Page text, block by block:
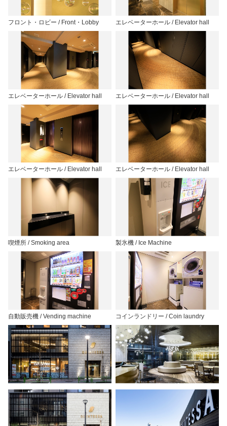
フロント・ロビー / Front・Lobby エレベーターホール / Elevator hall
エレベーターホール / Elevator hall エレベーターホール / Elevator hall
エレベーターホール / Elevator hall エレベーターホール / Elevator hall
喫煙所 / Smoking area 製氷機 / Ice Machine
自動販売機 / Vending machine コインランドリー / Coin laundry